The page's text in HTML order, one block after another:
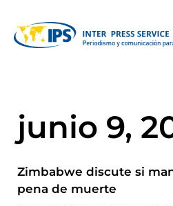
junio 9,
Zimbabwe discute si
pena de muerte